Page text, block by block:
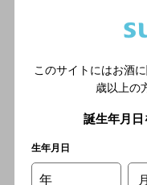
このサイトにはお酒
歳以上の
誕生年月日
生年月日
年 月